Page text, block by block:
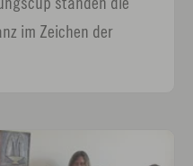
im Zeichen der